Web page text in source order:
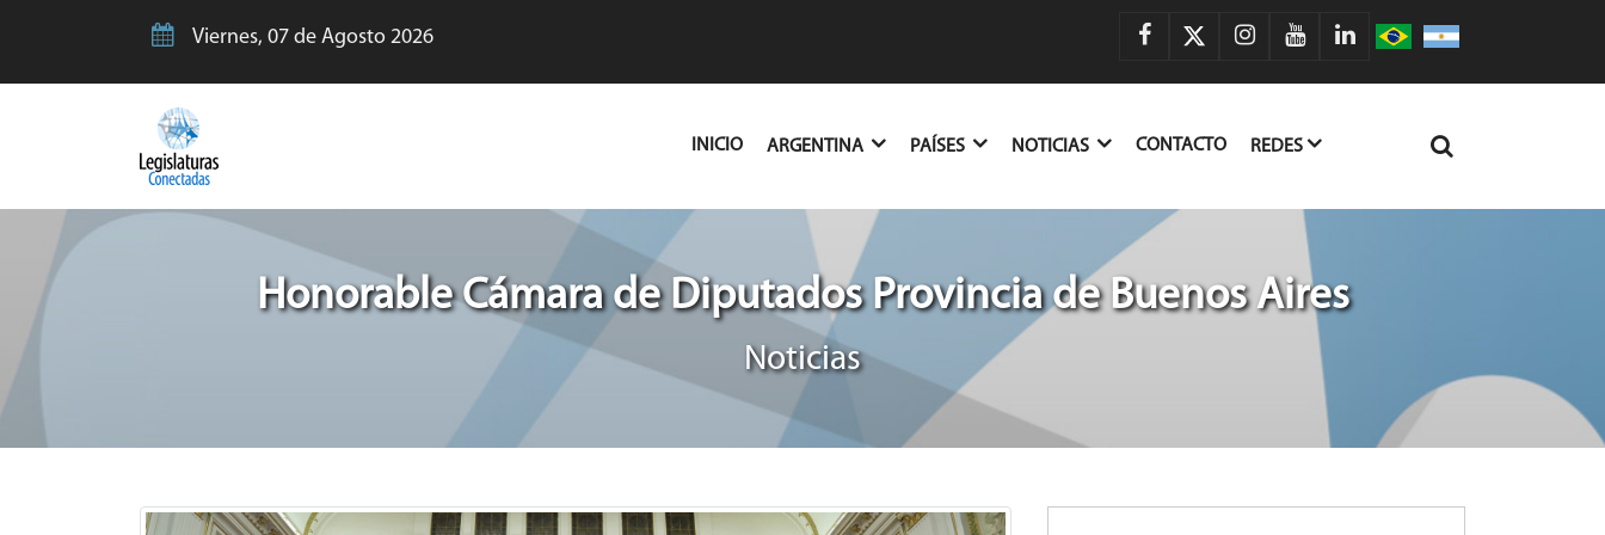
Viernes, 07 de Agosto 2026
INICIO(CURRENT)
ARGENTINA PAÍSES NOTICIAS CONTACTO REDES
Honorable Cámara de Diputados Provincia de Buenos Aires
Noticias